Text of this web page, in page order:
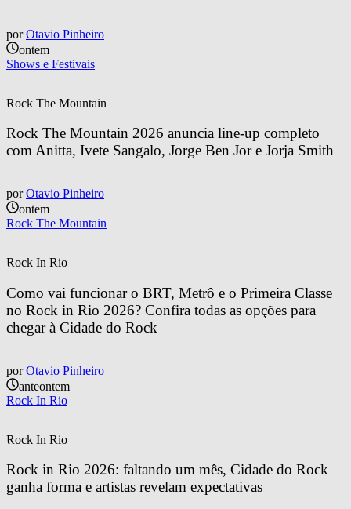
por Otavio Pinheiro
ontem
Shows e Festivais
Rock The Mountain
Rock The Mountain 2026 anuncia line-up completo
com Anitta, Ivete Sangalo, Jorge Ben Jor e Jorja Smith
por Otavio Pinheiro
ontem
Rock The Mountain
Rock In Rio
Como vai funcionar o BRT, Metrô e o Primeira Classe
no Rock in Rio 2026? Confira todas as opções para
chegar à Cidade do Rock
por Otavio Pinheiro
anteontem
Rock In Rio
Rock In Rio
Rock in Rio 2026: faltando um mês, Cidade do Rock
ganha forma e artistas revelam expectativas